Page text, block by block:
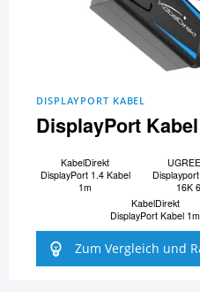
DISPLAYPORT KABEL
DisplayPort
KabelDirekt
DisplayPort 1.4 Kabel
1m
16K
KabelDirekt
DisplayPort Kabel 1m
Zum Vergleich und